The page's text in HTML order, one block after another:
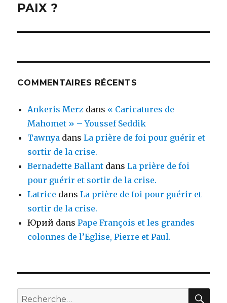
PAIX ?
COMMENTAIRES RÉCENTS
Ankeris Merz dans « Caricatures de
Mahomet » – Youssef Seddik
Tawnya dansLa prière de foi pour guérir et
sortir de la crise.
Bernadette Ballant dansLa prière de foi
pour guérir et sortir de la crise.
Latrice dansLa prière de foi pour guérir et
sortir de la crise.
Юрий dansPape François et les grandes
colonnes de l’Eglise, Pierre et Paul.
Recherche